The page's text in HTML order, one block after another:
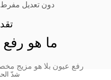
دون تعديل مفرط
ما هو رفع
رفع عيون بلا هو مزيج
شدّ